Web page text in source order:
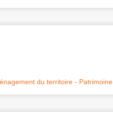
du territoire - Patrimoine,